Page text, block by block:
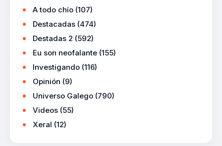
A todo chío (107)
Destacadas (474)
Destadas 2 (592)
Eu son neofalante (155)
Investigando (116)
Opinión (9)
Universo Galego (790)
Videos (55)
Xeral (12)